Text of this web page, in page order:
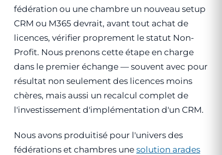
fédération ou une chambre un nouveau setup
CRM ou M365 devrait, avant tout achat de
licences, vérifier proprement le statut Non-
Profit. Nous prenons cette étape en charge
dans le premier échange — souvent avec pour
résultat non seulement des licences moins
chères, mais aussi un recalcul complet de
l'investissement d'implémentation d'un CRM.
Nous avons produitisé pour l'univers des
fédérations et chambres une solution arades